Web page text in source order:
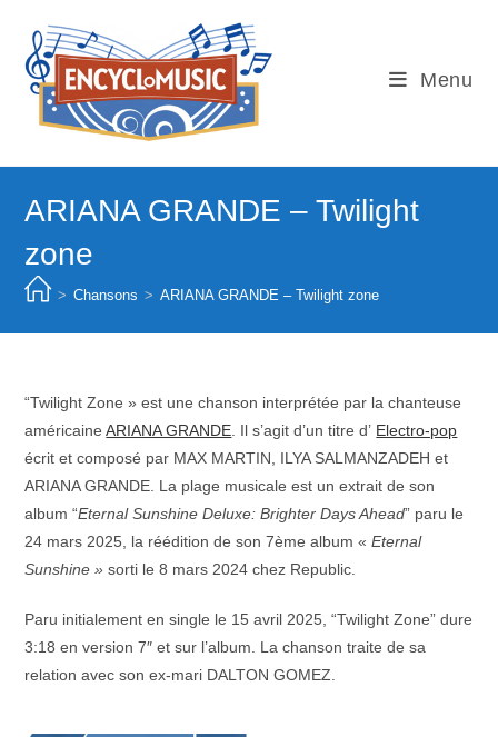
content
Menu
ARIANA GRANDE – Twilight
zone
> Chansons > ARIANA GRANDE – Twilight zone
“Twilight Zone » est une chanson interprétée par la chanteuse
américaineARIANA GRANDE . Il s’agit d’un titre d’ Electro-pop
écrit et composé par MAX MARTIN, ILYA SALMANZADEH et
ARIANA GRANDE. La plage musicale est un extrait de son
album “Eternal Sunshine Deluxe: Brighter Days Ahead” paru le
24 mars 2025, la réédition de son 7ème album «Eternal
Sunshine »sorti le 8 mars 2024 chez Republic.
Paru initialement en single le 15 avril 2025, “Twilight Zone” dure
3:18 en version 7″ et sur l’album. La chanson traite de sa
relation avec son ex-mari DALTON GOMEZ.